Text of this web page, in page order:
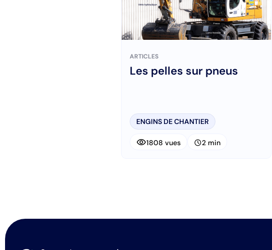
ARTICLES
Les pelles sur pneus
ENGINS DE CHANTIER
visibility1808 vues schedule2 min